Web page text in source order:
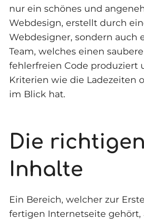
nur ein schönes und
Webdesign, erstellt durch
Webdesigner, sondern auch
Team, welches einen
fehlerfreien Code produziert
Kriterien wie die Ladezeiten
im Blick hat.
Die richtigen
Inhalte
Ein Bereich, welcher zur
fertigen Internetseite gehört,